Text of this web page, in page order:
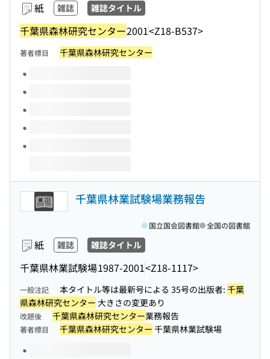
紙 雑誌 雑誌タイトル
千葉県森林研究センター2001<Z18-B537>
著者標目 千葉県森林研究センター
このタイトルの巻号
千葉県林業試験場業務報告
紙 雑誌 雑誌タイトル
千葉県林業試験場1987-2001<Z18-1117>
国立国会図書館 全国の図書館
一般注記 本タイトル等は最新号による 35号の出版者: 千葉
県森林研究センター 大きさの変更あり
改題後 千葉県森林研究センター業務報告
著者標目 千葉県森林研究センター 千葉県林業試験場
このタイトルの巻号